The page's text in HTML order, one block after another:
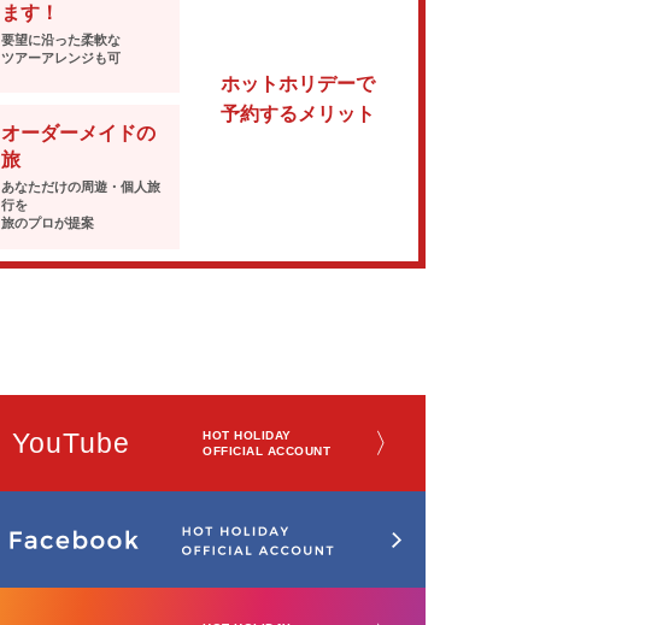
ホットホリデーで
予約するメリット
ます！
要望に沿った柔軟な
ツアーアレンジも可
オーダーメイドの
旅
あなただけの周遊・個人旅
行を
旅のプロが提案
YouTube
HOT HOLIDAY
OFFICIAL ACCOUNT
〉